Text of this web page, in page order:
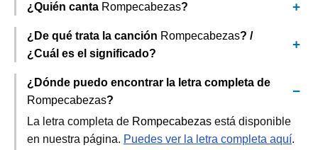
¿Quién canta Rompecabezas?
¿De qué trata la canción Rompecabezas? /
¿Cuál es el significado?
¿Dónde puedo encontrar la letra completa de
Rompecabezas?
La letra completa de Rompecabezas está disponible
en nuestra página. Puedes ver la letra completa aquí.